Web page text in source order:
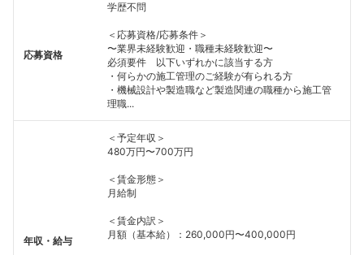
応募資格
学歴不問
＜応募資格/応募条件＞
〜業界未経験歓迎・職種未経験歓迎〜
必須要件 以下いずれかに該当する方
・何らかの施工管理のご経験が有られる方
・機械設計や製造職など製造関連の職種から施工管
理職...
年収・給与
＜予定年収＞
480万円〜700万円
＜賃金形態＞
月給制
＜賃金内訳＞
月額（基本給）：260,000円〜400,000円